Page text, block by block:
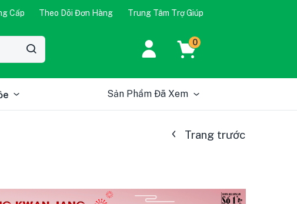
Cấp Theo Dõi Đơn Hàng Trung Tâm Trợ Giúp
0
Sản Phẩm Đã Xem
Trang trước